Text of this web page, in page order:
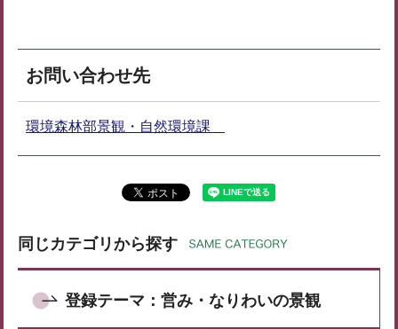
お問い合わせ先
環境森林部景観・自然環境課
同じカテゴリから探す
登録テーマ：営み・なりわいの景観